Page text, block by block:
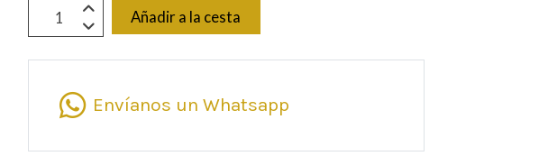
Añadir a la cesta
Envíanos un Whatsapp